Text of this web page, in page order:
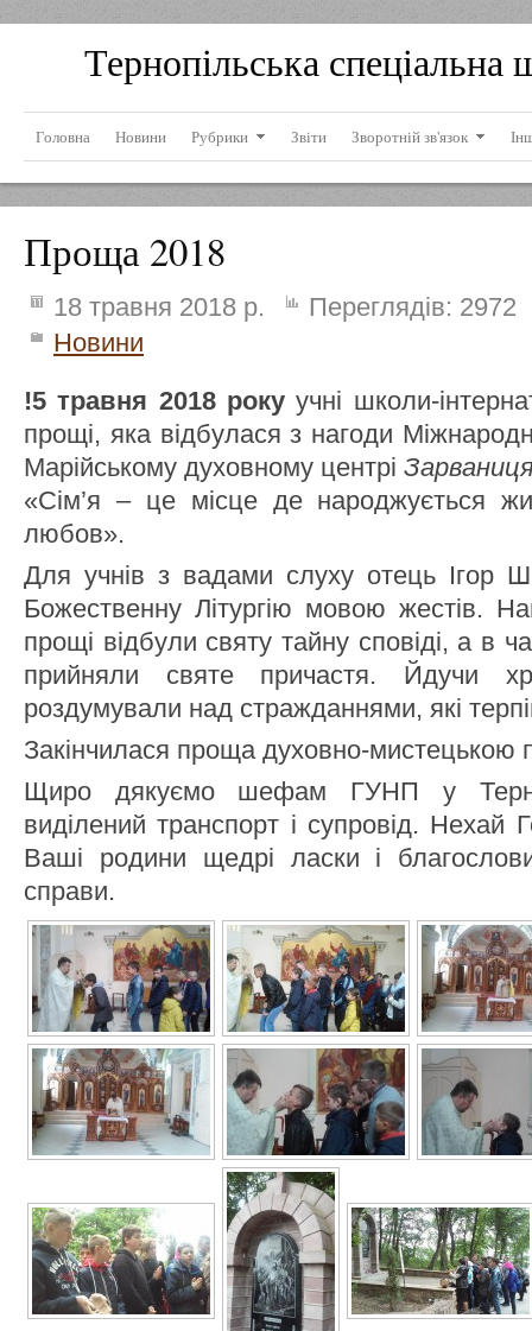
Тернопільська спеціальна
Головна Новини Рубрики Звіти Зворотній зв'язок
Проща 2018
18 травня 2018 р. Переглядів: 2972
Новини
!5 травня 2018 року учні школи-
прощі, яка відбулася з нагоди
Марійському духовному центрі
«Сім’я – це місце де народжується
любов».
Для учнів з вадами слуху отець Ігор
Божественну Літургію мовою жестів.
прощі відбули святу тайну сповіді, а в
прийняли святе причастя. Йдучи
роздумували над стражданнями, які
Закінчилася проща духовно-мистецькою
Щиро дякуємо шефам ГУНП у
виділений транспорт і супровід. Нехай
Ваші родини щедрі ласки і
справи.